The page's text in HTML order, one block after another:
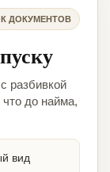
ДОКУМЕНТОВ
разбивкой
до найма,
вид